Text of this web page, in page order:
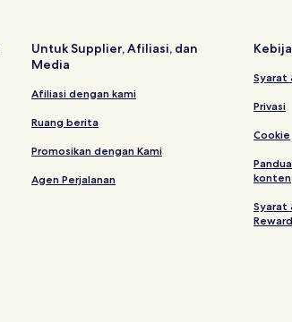
Hotel di Aheloy
Hotel Bintang 4 di Sunny
Hotel di Nessebar Old
Hotel dekat Luna Park
Untuk Supplier, Afiliasi, dan
Media
Afiliasi dengan kami
Ruang berita
Promosikan dengan Kami
Agen Perjalanan
Syarat
Privasi
Cookie
konten
Syarat